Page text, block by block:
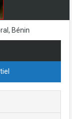
Bénin